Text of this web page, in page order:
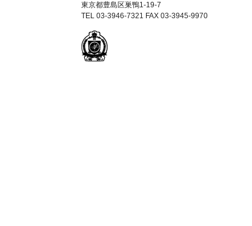
東京都豊島区巣鴨1-19-7
TEL 03-3946-7321 FAX 03-3945-9970